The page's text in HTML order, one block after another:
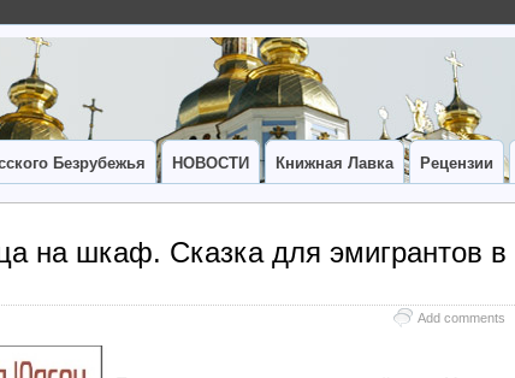
Безрубежья НОВОСТИ Книжная Лавка Рецензии
на шкаф. Сказка для эмигрантов в
Add comments